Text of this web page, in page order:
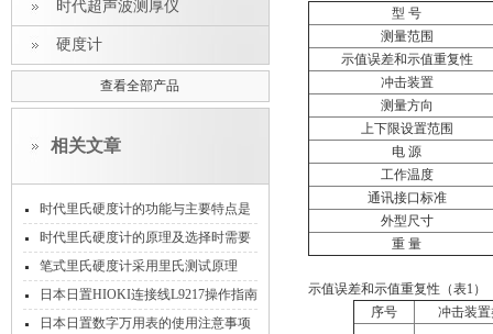
时代超声波测厚仪
硬度计
查看全部产品
相关文章
时代里氏硬度计的功能与主要特点是
怎样的
时代里氏硬度计的原理及选择时需要
注意这些特征
笔式里氏硬度计采用里氏测试原理
日本日置HIOKI连接线L9217操作指南
日本日置数字万用表的使用注意事项
型 号
测量范围
示值误差和示值重复性
冲击装置
测量方向
上下限设置范围
电 源
工作温度
通讯接口标准
外型尺寸
重 量
示值误差和示值重复性（表1）
序号
冲击装